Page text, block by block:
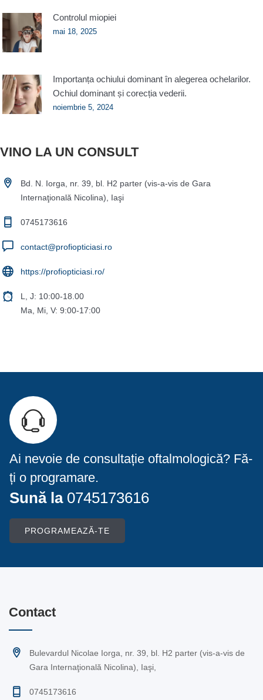
Controlul miopiei
mai 18, 2025
Importanța ochiului dominant în alegerea ochelarilor.
Ochiul dominant și corecția vederii.
noiembrie 5, 2024
VINO LA UN CONSULT
Bd. N. Iorga, nr. 39, bl. H2 parter (vis-a-vis de Gara
Internaţională Nicolina), Iaşi
0745173616
contact@profiopticiasi.ro
https://profiopticiasi.ro/
L, J: 10:00-18.00
Ma, Mi, V: 9:00-17:00
Ai nevoie de consultație oftalmologică? Fă-
ți o programare.
Sună la 0745173616
PROGRAMEAZĂ-TE
Contact
Bulevardul Nicolae Iorga, nr. 39, bl. H2 parter (vis-a-vis de
Gara Internaţională Nicolina), Iaşi,
0745173616